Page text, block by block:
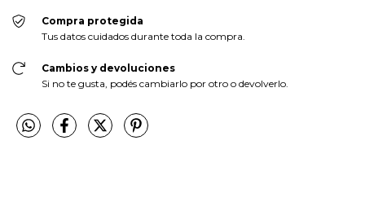
Compra protegida
Tus datos cuidados durante toda la compra.
Cambios y devoluciones
Si no te gusta, podés cambiarlo por otro o devolverlo.